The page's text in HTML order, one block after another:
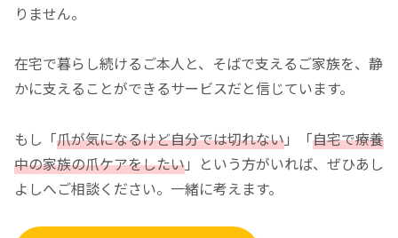
りません。
在宅で暮らし続けるご本人と、そばで支えるご家族を、静
かに支えることができるサービスだと信じています。
もし「爪が気になるけど自分では切れない」「自宅で療養
中の家族の爪ケアをしたい」という方がいれば、ぜひあし
よしへご相談ください。一緒に考えます。